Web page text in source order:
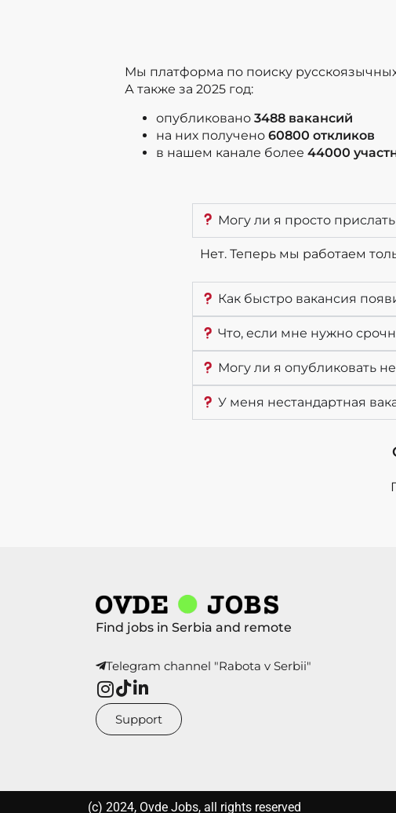
Мы платформа по поиску
А также за 2025 год:
опубликовано 3488 вакансий
на них получено 60800 откликов
в нашем канале более 44000
Могу ли я просто
Нет. Теперь мы работаем
Как быстро вакансия
Что, если мне нужно
Могу ли я опубликовать
У меня нестандартная
Find jobs in Serbia and remote
Telegram channel "Rabota v Serbii"
Support
(с) 2024, Ovde Jobs, all rights reserved